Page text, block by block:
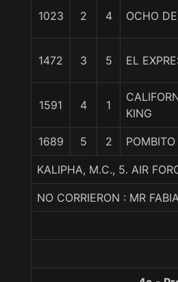
1023 2 4 OCHO
1472 3 5 EL
1591 4 1
KING
1689 5 2 POMBITO
KALIPHA, M.C., 5. AIR
NO CORRIERON : MR